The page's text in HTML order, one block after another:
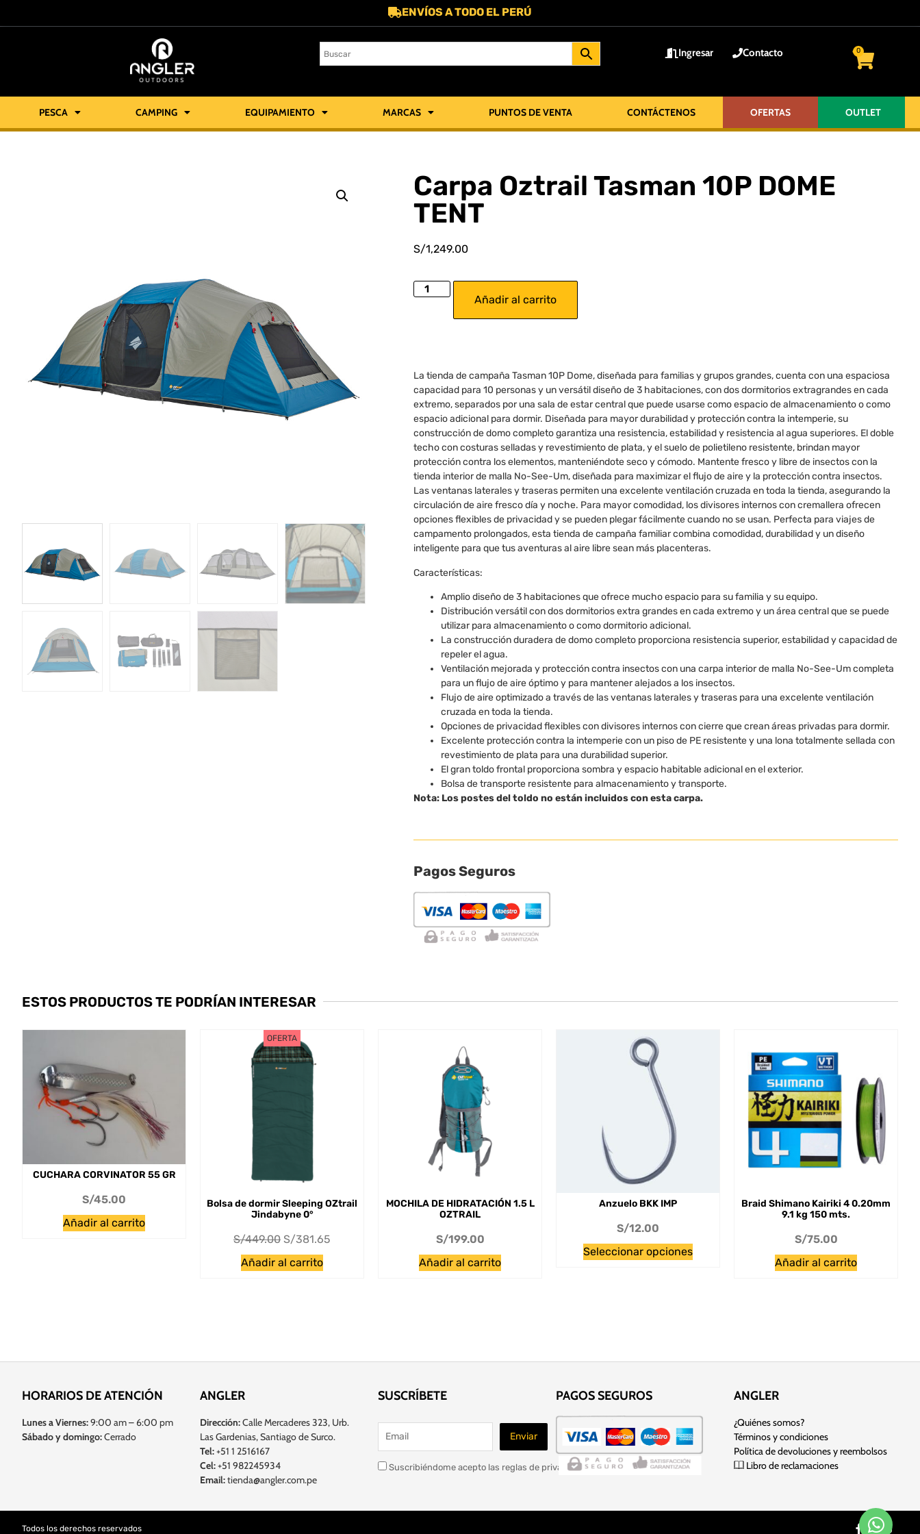
ENVÍOS A TODO EL PERÚ
Ingresar Contacto 0
PESCA CAMPING EQUIPAMIENTO MARCAS PUNTOS DE VENTA CONTÁCTENOS OFERTAS OUTLET
Carpa Oztrail Tasman 10P DOME
TENT
S/1,249.00
Añadir al carrito
La tienda de campaña Tasman 10P Dome, diseñada para familias y grupos grandes, cuenta con una espaciosa
capacidad para 10 personas y un versátil diseño de 3 habitaciones, con dos dormitorios extragrandes en cada
extremo, separados por una sala de estar central que puede usarse como espacio de almacenamiento o como
espacio adicional para dormir. Diseñada para mayor durabilidad y protección contra la intemperie, su
construcción de domo completo garantiza una resistencia, estabilidad y resistencia al agua superiores. El doble
techo con costuras selladas y revestimiento de plata, y el suelo de polietileno resistente, brindan mayor
protección contra los elementos, manteniéndote seco y cómodo. Mantente fresco y libre de insectos con la
tienda interior de malla No-See-Um, diseñada para maximizar el flujo de aire y la protección contra insectos.
Las ventanas laterales y traseras permiten una excelente ventilación cruzada en toda la tienda, asegurando la
circulación de aire fresco día y noche. Para mayor comodidad, los divisores internos con cremallera ofrecen
opciones flexibles de privacidad y se pueden plegar fácilmente cuando no se usan. Perfecta para viajes de
campamento prolongados, esta tienda de campaña familiar combina comodidad, durabilidad y un diseño
inteligente para que tus aventuras al aire libre sean más placenteras.
Características:
Amplio diseño de 3 habitaciones que ofrece mucho espacio para su familia y su equipo.
Distribución versátil con dos dormitorios extra grandes en cada extremo y un área central que se puede
utilizar para almacenamiento o como dormitorio adicional.
La construcción duradera de domo completo proporciona resistencia superior, estabilidad y capacidad de
repeler el agua.
Ventilación mejorada y protección contra insectos con una carpa interior de malla No-See-Um completa
para un flujo de aire óptimo y para mantener alejados a los insectos.
Flujo de aire optimizado a través de las ventanas laterales y traseras para una excelente ventilación
cruzada en toda la tienda.
Opciones de privacidad flexibles con divisores internos con cierre que crean áreas privadas para dormir.
Excelente protección contra la intemperie con un piso de PE resistente y una lona totalmente sellada con
revestimiento de plata para una durabilidad superior.
El gran toldo frontal proporciona sombra y espacio habitable adicional en el exterior.
Bolsa de transporte resistente para almacenamiento y transporte.
Nota: Los postes del toldo no están incluidos con esta carpa.
Pagos Seguros
ESTOS PRODUCTOS TE PODRÍAN INTERESAR
CUCHARA CORVINATOR 55 GR
S/45.00
Añadir al carrito
OFERTA
Bolsa de dormir Sleeping OZtrail
Jindabyne 0°
S/449.00 S/381.65
Añadir al carrito
MOCHILA DE HIDRATACIÓN 1.5 L
OZTRAIL
S/199.00
Añadir al carrito
Anzuelo BKK IMP
S/12.00
Seleccionar opciones
Braid Shimano Kairiki 4 0.20mm
9.1 kg 150 mts.
S/75.00
Añadir al carrito
HORARIOS DE ATENCIÓN
Lunes a Viernes:9:00 am – 6:00 pm
Sábado y domingo:Cerrado
ANGLER
Dirección:Calle Mercaderes 323, Urb.
Las Gardenias, Santiago de Surco.
Tel:+51 1 2516167
Cel:+51 982245934
Email:tienda@angler.com.pe
SUSCRÍBETE
Suscribiéndome acepto las reglas de privacidad de este sitio
PAGOS SEGUROS ANGLER
¿Quiénes somos?
Términos y condiciones
Política de devoluciones y reembolsos
Libro de reclamaciones
Todos los derechos reservados